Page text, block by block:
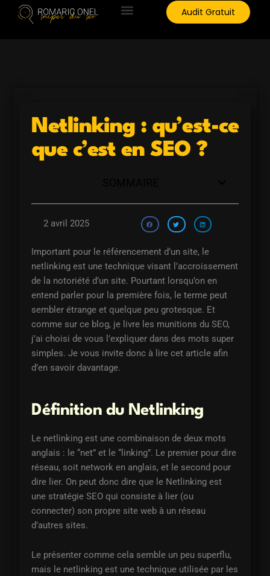
Audit Gratuit
Netlinking : qu’est-ce
que c’est en SEO ?
2 avril 2025
Important pour le référencement d’un site, le
netlinking est une technique visant l’accroissement
de la notoriété d’un site. Pourtant lorsqu’on en
entend parler pour la première fois, le terme peut
sembler étrange et quelque peu grotesque. Et
comme sur ce blog, je livre les munitions du SEO,
j’ai choisi de vous l’expliquer dans des mots super
simples. Je vous invite donc à lire cet article afin
d’en savoir davantage.
Définition du Netlinking
Le netlinking est une combinaison de deux mots
anglais : le “net” et le “linking”. Le premier pour dire
réseau, soit network en anglais, et le second pour
dire lier. On peut donc dire que le Netlinking est
une stratégie SEO qui consiste à lier (ou
connecter) son propre site web à un réseau
d’autres sites.
Le présenter comme cela semble un peu superflu,
mais le netlinking est une technique utilisée par les